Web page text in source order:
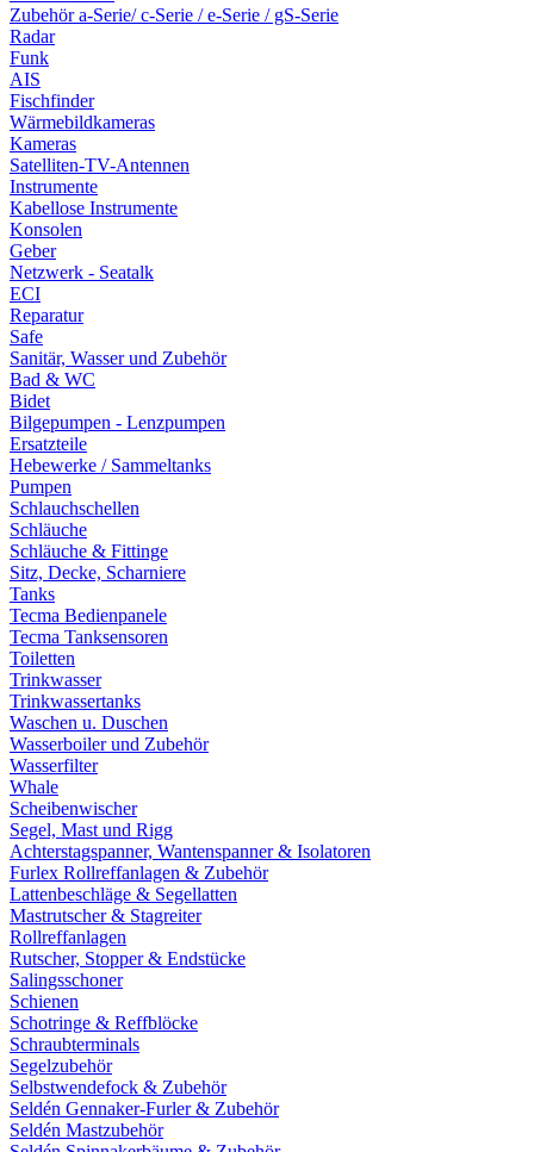
Zubehör a-Serie/ c-Serie / e-Serie / gS-Serie
Radar
Funk
AIS
Fischfinder
Wärmebildkameras
Kameras
Satelliten-TV-Antennen
Instrumente
Kabellose Instrumente
Konsolen
Geber
Netzwerk - Seatalk
ECI
Reparatur
Safe
Sanitär, Wasser und Zubehör
Bad & WC
Bidet
Bilgepumpen - Lenzpumpen
Ersatzteile
Hebewerke / Sammeltanks
Pumpen
Schlauchschellen
Schläuche
Schläuche & Fittinge
Sitz, Decke, Scharniere
Tanks
Tecma Bedienpanele
Tecma Tanksensoren
Toiletten
Trinkwasser
Trinkwassertanks
Waschen u. Duschen
Wasserboiler und Zubehör
Wasserfilter
Whale
Scheibenwischer
Segel, Mast und Rigg
Achterstagspanner, Wantenspanner & Isolatoren
Furlex Rollreffanlagen & Zubehör
Lattenbeschläge & Segellatten
Mastrutscher & Stagreiter
Rollreffanlagen
Rutscher, Stopper & Endstücke
Salingsschoner
Schienen
Schotringe & Reffblöcke
Schraubterminals
Segelzubehör
Selbstwendefock & Zubehör
Seldén Gennaker-Furler & Zubehör
Seldén Mastzubehör